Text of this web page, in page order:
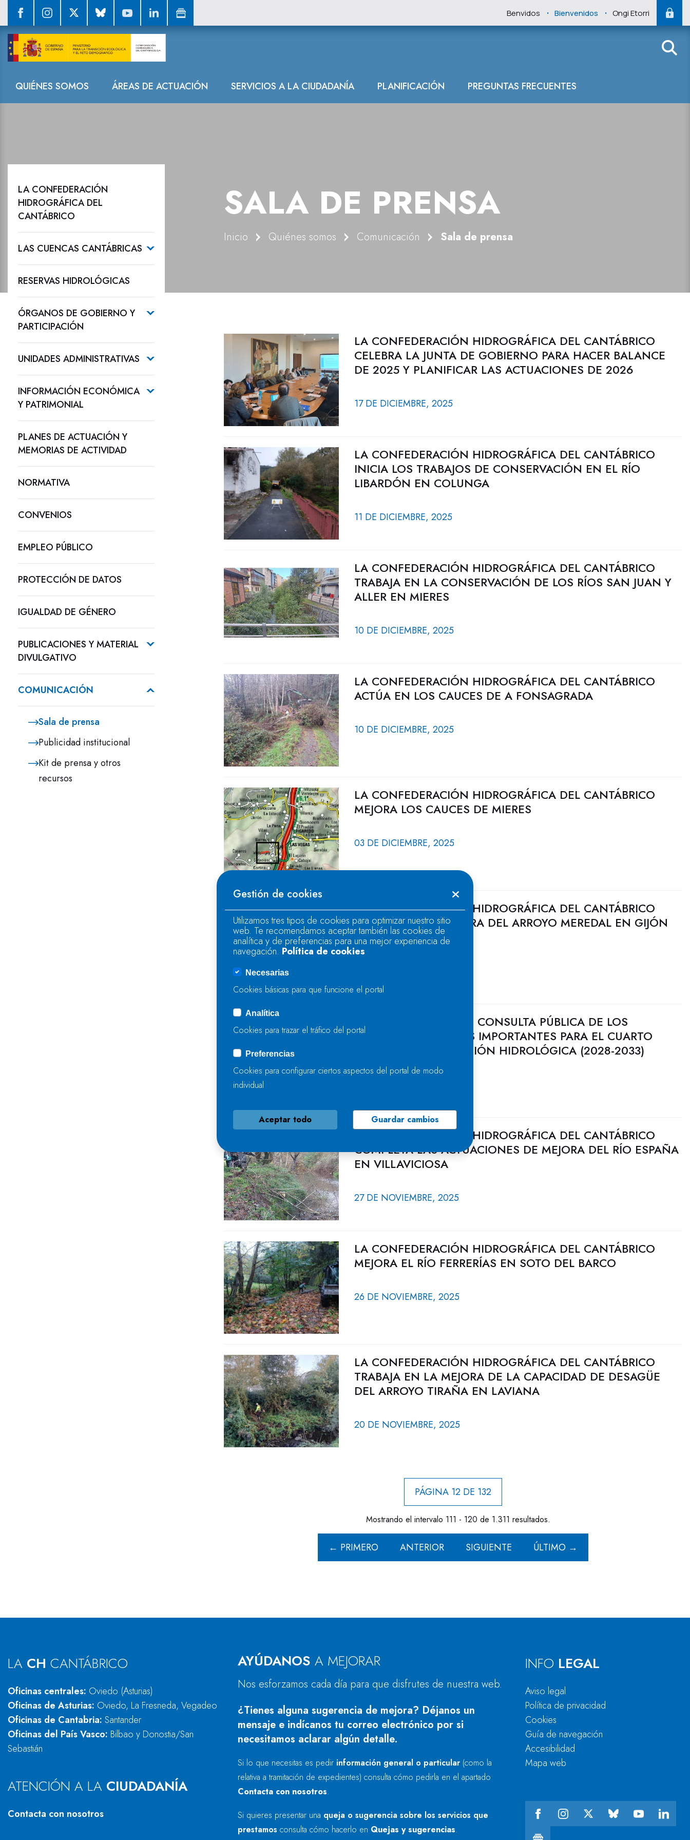
Benvidos . Bienvenidos . Ongi Etorri
Navegación
QUIÉNES SOMOS ÁREAS DE ACTUACIÓN SERVICIOS A LA CIUDADANÍA PLANIFICACIÓN PREGUNTAS FRECUENTES
Sala de prensa
SALA DE PRENSA
Inicio Quiénes somos Comunicación Sala de prensa
LA CONFEDERACIÓN
HIDROGRÁFICA DEL
CANTÁBRICO
LAS CUENCAS CANTÁBRICAS
RESERVAS HIDROLÓGICAS
ÓRGANOS DE GOBIERNO Y
PARTICIPACIÓN
UNIDADES ADMINISTRATIVAS
INFORMACIÓN ECONÓMICA
Y PATRIMONIAL
PLANES DE ACTUACIÓN Y
MEMORIAS DE ACTIVIDAD
NORMATIVA
CONVENIOS
EMPLEO PÚBLICO
PROTECCIÓN DE DATOS
IGUALDAD DE GÉNERO
PUBLICACIONES Y MATERIAL
DIVULGATIVO
COMUNICACIÓN
Sala de prensa
Publicidad institucional
Kit de prensa y otros
recursos
LA CONFEDERACIÓN HIDROGRÁFICA DEL CANTÁBRICO
CELEBRA LA JUNTA DE GOBIERNO PARA HACER BALANCE
DE 2025 Y PLANIFICAR LAS ACTUACIONES DE 2026
17 DE DICIEMBRE, 2025
LA CONFEDERACIÓN HIDROGRÁFICA DEL CANTÁBRICO
INICIA LOS TRABAJOS DE CONSERVACIÓN EN EL RÍO
LIBARDÓN EN COLUNGA
11 DE DICIEMBRE, 2025
LA CONFEDERACIÓN HIDROGRÁFICA DEL CANTÁBRICO
TRABAJA EN LA CONSERVACIÓN DE LOS RÍOS SAN JUAN Y
ALLER EN MIERES
10 DE DICIEMBRE, 2025
LA CONFEDERACIÓN HIDROGRÁFICA DEL CANTÁBRICO
ACTÚA EN LOS CAUCES DE A FONSAGRADA
10 DE DICIEMBRE, 2025
LA CONFEDERACIÓN HIDROGRÁFICA DEL CANTÁBRICO
MEJORA LOS CAUCES DE MIERES
03 DE DICIEMBRE, 2025
LA CONFEDERACIÓN HIDROGRÁFICA DEL CANTÁBRICO
TRABAJA EN LA MEJORA DEL ARROYO MEREDAL EN GIJÓN
02 DE DICIEMBRE, 2025
ABIERTO EL PLAZO DE CONSULTA PÚBLICA DE LOS
ESQUEMAS DE TEMAS IMPORTANTES PARA EL CUARTO
CICLO DE PLANIFICACIÓN HIDROLÓGICA (2028-2033)
LA CONFEDERACIÓN HIDROGRÁFICA DEL CANTÁBRICO
COMPLETA LAS ACTUACIONES DE MEJORA DEL RÍO ESPAÑA
EN VILLAVICIOSA
27 DE NOVIEMBRE, 2025
LA CONFEDERACIÓN HIDROGRÁFICA DEL CANTÁBRICO
MEJORA EL RÍO FERRERÍAS EN SOTO DEL BARCO
26 DE NOVIEMBRE, 2025
LA CONFEDERACIÓN HIDROGRÁFICA DEL CANTÁBRICO
TRABAJA EN LA MEJORA DE LA CAPACIDAD DE DESAGÜE
DEL ARROYO TIRAÑA EN LAVIANA
20 DE NOVIEMBRE, 2025
PÁGINA 12 DE 132
Mostrando el intervalo 111 - 120 de 1.311 resultados.
← PRIMERO ANTERIOR SIGUIENTE ÚLTIMO →
LA CH CANTÁBRICO
Oficinas centrales: Oviedo (Asturias)
Oficinas de Asturias: Oviedo, La Fresneda, Vegadeo
Oficinas de Cantabria: Santander
Oficinas del País Vasco: Bilbao y Donostia/San
Sebastián
ATENCIÓN A LA CIUDADANÍA
Contacta con nosotros
AYÚDANOS A MEJORAR
Nos esforzamos cada día para que disfrutes de nuestra web.
¿Tienes alguna sugerencia de mejora? Déjanos un
mensaje e indícanos tu correo electrónico por si
necesitamos aclarar algún detalle.
Si lo que necesitas es pedir información general o particular (como la
relativa a tramitación de expedientes) consulta cómo pedirla en el apartado
Contacta con nosotros.
Si quieres presentar una queja o sugerencia sobre los servicios que
prestamos consulta cómo hacerlo en Quejas y sugerencias.
INFO LEGAL
Aviso legal
Política de privacidad
Cookies
Guía de navegación
Accesibilidad
Mapa web
Gestión de cookies
Utilizamos tres tipos de cookies para optimizar nuestro sitio
web. Te recomendamos aceptar también las cookies de
analítica y de preferencias para una mejor experiencia de
navegación. Política de cookies
Necesarias
Cookies básicas para que funcione el portal
Analítica
Cookies para trazar el tráfico del portal
Preferencias
Cookies para configurar ciertos aspectos del portal de modo
individual
Aceptar todo Guardar cambios